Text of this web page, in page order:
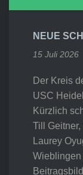
NEUE
15 Juli 2026
Der Kreis
USC
Kürzlich
Till
Laurey
Wieblingen